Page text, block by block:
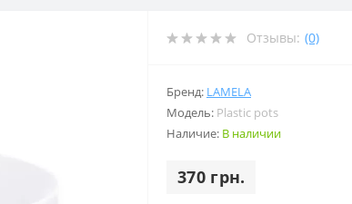
Отзывы: (0)
Бренд: LAMELA
Модель: Plastic pots
Наличие: В наличии
370 грн.